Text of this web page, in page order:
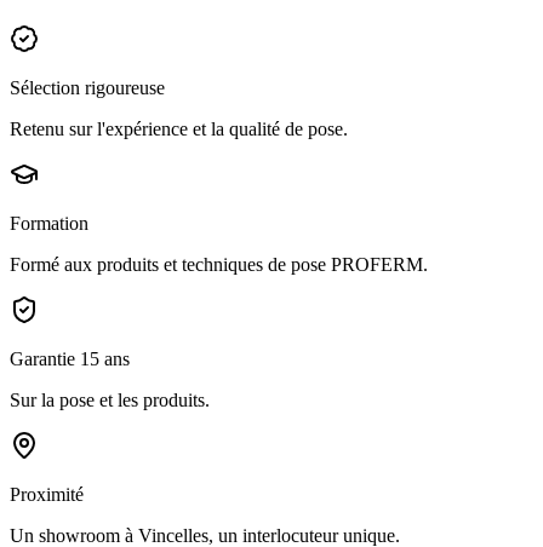
Sélection rigoureuse
Retenu sur l'expérience et la qualité de pose.
Formation
Formé aux produits et techniques de pose PROFERM.
Garantie 15 ans
Sur la pose et les produits.
Proximité
Un showroom à Vincelles, un interlocuteur unique.